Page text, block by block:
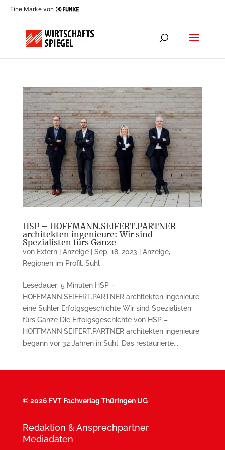
Eine Marke von
HSP – HOFFMANN.SEIFERT.PARTNER
architekten ingenieure: Wir sind
Spezialisten fürs Ganze
von Extern | Anzeige| Sep. 18, 2023 Anzeige,
Regionen im Profil, Suhl
Lesedauer: 5 Minuten HSP –
HOFFMANN.SEIFERT.PARTNER architekten ingenieure:
eine Suhler Erfolgsgeschichte Wir sind Spezialisten
fürs Ganze Die Erfolgsgeschichte von HSP –
HOFFMANN.SEIFERT.PARTNER architekten ingenieure
begann vor 32 Jahren in Suhl. Das restaurierte...
©2026 FVT Fachverlag Thüringen UG
Redaktion & Ansprechpartner
Mediadaten